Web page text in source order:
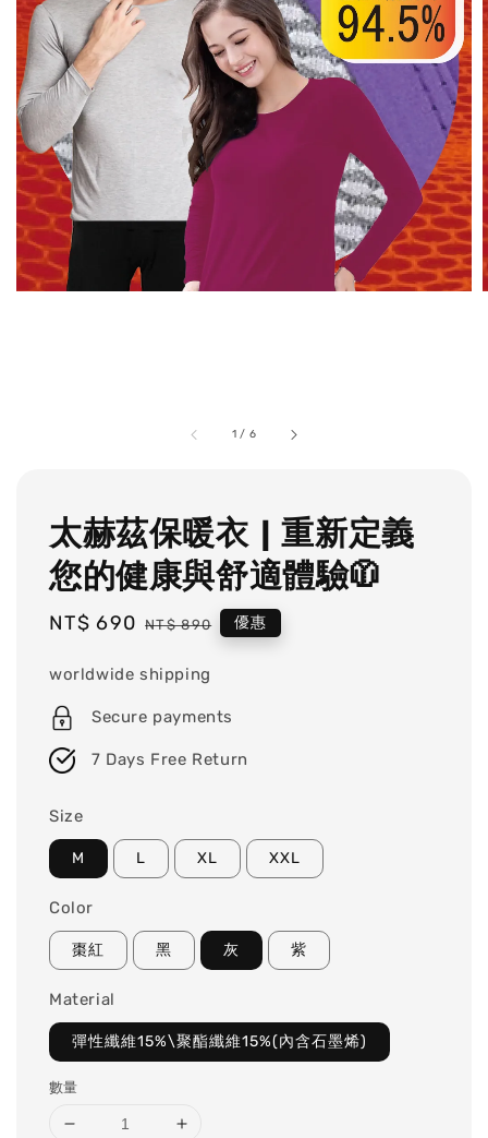
1 / 6
太赫茲保暖衣 | 重新定義
您的健康與舒適體驗🧥
Sale
NT$ 690 Regular
NT$ 890 優惠
worldwide shipping
Secure payments
7 Days Free Return
Size
M L XL XXL
Color
棗紅 黑 灰 紫
Material
彈性纖維15%\聚酯纖維15%(內含石墨烯)
數量